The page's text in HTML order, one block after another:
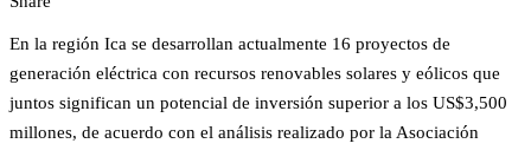
En la región Ica se desarrollan actualmente 16 proyectos de
generación eléctrica con recursos renovables solares y eólicos que
juntos significan un potencial de inversión superior a los US$3,500
millones, de acuerdo con el análisis realizado por la Asociación